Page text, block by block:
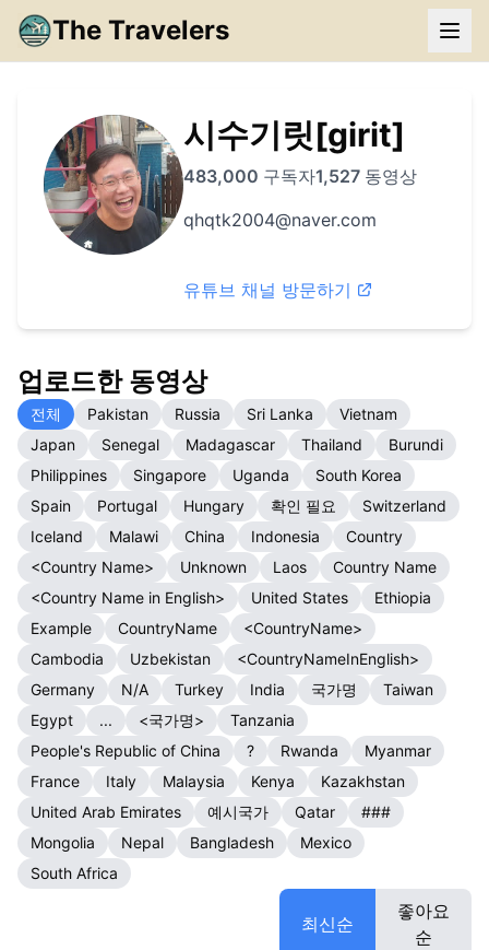
The Travelers
시수기릿[girit]
483,000 구독자1,527 동영상
qhqtk2004@naver.com
유튜브 채널 방문하기
업로드한 동영상
전체 Pakistan Russia Sri Lanka
Vietnam
Japan
Senegal Madagascar Thailand
Burundi
Philippines
Singapore Uganda
South Korea
Spain
Portugal Hungary 확인 필요
Switzerland
Iceland
Malawi China Indonesia
Country
<Country Name>
Unknown Laos
Country Name
<Country Name in English>
United States
Ethiopia
Example
CountryName
<CountryName>
Cambodia
Uzbekistan
<CountryNameInEnglish>
Germany
N/A Turkey India 국가명
Taiwan
Egypt
... <국가명>
Tanzania
People's Republic of China
? Rwanda
Myanmar
France
Italy Malaysia Kenya
Kazakhstan
United Arab Emirates
예시국가 Qatar
###
Mongolia
Nepal Bangladesh
Mexico
South Africa
최신순
좋아요
순